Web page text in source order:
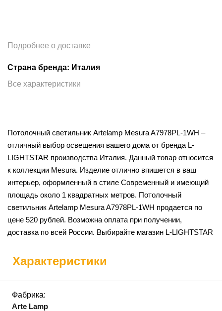
Подробнее о доставке
Страна бренда: Италия
Все характеристики
Потолочный светильник Artelamp Mesura A7978PL-1WH –
отличный выбор освещения вашего дома от бренда L-
LIGHTSTAR производства Италия. Данный товар относится
к коллекции Mesura. Изделие отлично впишется в ваш
интерьер, оформленный в стиле Современный и имеющий
площадь около 1 квадратных метров. Потолочный
светильник Artelamp Mesura A7978PL-1WH продается по
цене 520 рублей. Возможна оплата при получении,
доставка по всей России. Выбирайте магазин L-LIGHTSTAR
Характеристики
Фабрика:
Arte Lamp